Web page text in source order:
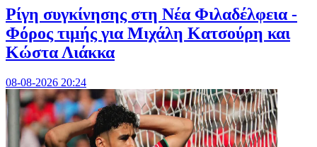
Ρίγη συγκίνησης στη Νέα Φιλαδέλφεια -
Φόρος τιμής για Μιχάλη Κατσούρη και
Κώστα Λιάκκα
08-08-2026 20:24